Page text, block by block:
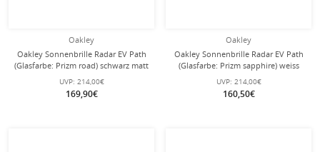
Oakley
Oakley Sonnenbrille Radar EV Path
(Glasfarbe: Prizm road) schwarz matt
- 1 Brille mit Hartschalenetui
UVP: 214,00€
169,90€
Oakley
Oakley Sonnenbrille Radar EV Path
(Glasfarbe: Prizm sapphire) weiss
glänzend - 1 Brille mit
Hartschalenetui
UVP: 214,00€
160,50€